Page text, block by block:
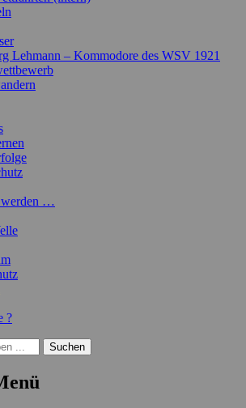
Lehmann – Kommodore des WSV 1921
…
?